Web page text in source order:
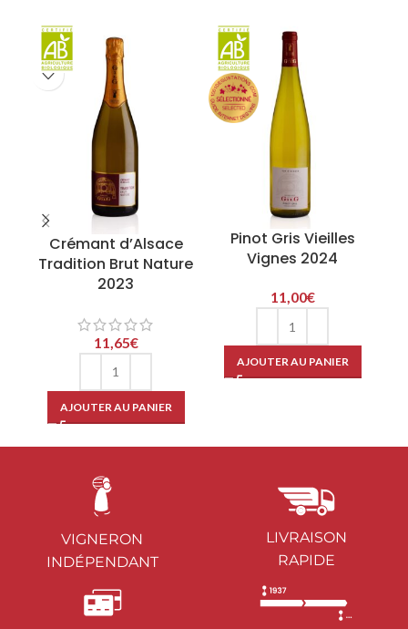
Crémant d’Alsace
Tradition Brut Nature
2023
11,65€
AJOUTER AU PANIER
Pinot Gris Vieilles
Vignes 2024
11,00€
AJOUTER AU PANIER
VIGNERON
INDÉPENDANT
LIVRAISON
RAPIDE